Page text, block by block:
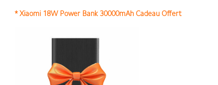
* Xiaomi 18W Power Bank 30000mAh Cadeau Offert